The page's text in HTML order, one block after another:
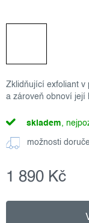
Zklidňující exfoliant v
a zároveň obnoví její
skladem
možnosti
1 890 Kč
cena: